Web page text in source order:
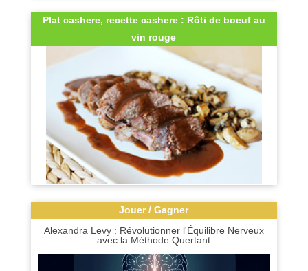
Plat cashere, recette cashere : Rôti de boeuf au
vin rouge
Jouer / Gagner
Alexandra Levy : Révolutionner l'Équilibre Nerveux
avec la Méthode Quertant